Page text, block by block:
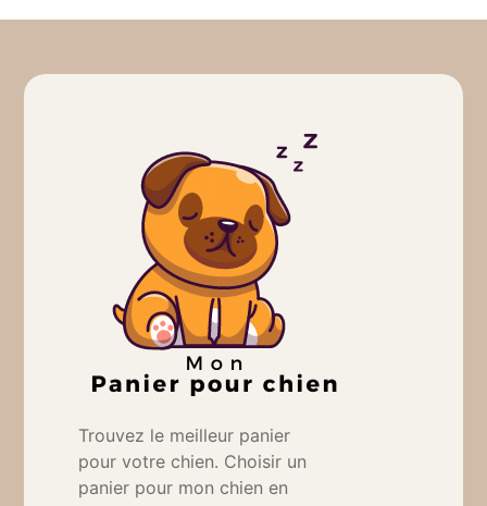
Trouvez le meilleur panier
pour votre chien. Choisir un
panier pour mon chien en